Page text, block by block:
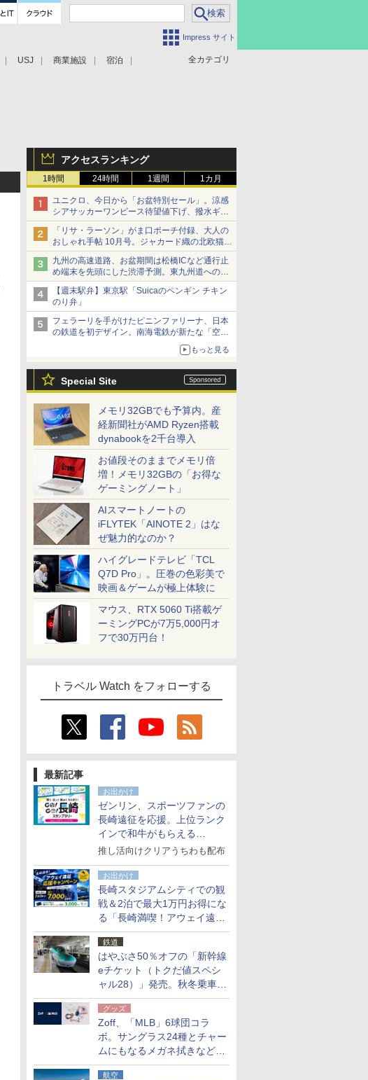
Impress サイト
全カテゴリ
USJ 商業施設 宿泊
アクセスランキング
1時間 24時間 1週間 1カ月
ユニクロ、今日から「お盆特別セール」。涼感
シアサッカーワンピース待望値下げ、撥水ギア
ショーツは1990円に
「リサ・ラーソン」がま口ポーチ付録、大人の
おしゃれ手帖 10月号。ジャカード織の北欧猫デ
ザイン
九州の高速道路、お盆期間は松橋ICなど通行止
め端末を先頭にした渋滞予測。東九州道への迂
回は料金調整を実施
【週末駅弁】東京駅「Suicaのペンギン チキン
のり弁」
フェラーリを手がけたピニンファリーナ、日本
の鉄道を初デザイン。南海電鉄が新たな「空港
もっと見る
Special Site
メモリ32GBでも予算内。産
経新聞社がAMD Ryzen搭載
dynabookを2千台導入
お値段そのままでメモリ倍
増！メモリ32GBの「お得な
ゲーミングノート」
AIスマートノートの
iFLYTEK「AINOTE 2」はな
ぜ魅力的なのか？
ハイグレードテレビ「TCL
Q7D Pro」。圧巻の色彩美で
映画＆ゲームが極上体験に
マウス、RTX 5060 Ti搭載ゲ
ーミングPCが7万5,000円オ
フで30万円台！
トラベル Watch をフォローする
最新記事
お出かけ
ゼンリン、スポーツファンの
長崎遠征を応援。上位ランク
インで和牛がもらえる
「GO！GO！長崎スタンプラ
推し活向けクリアうちわも配布
お出かけ
長崎スタジアムシティでの観
戦＆2泊で最大1万円お得にな
る「長崎満喫！アウェイ遠征
応援キャンペーン」
鉄道
はやぶさ50％オフの「新幹線
eチケット（トクだ値スペシ
ャル28）」発売。秋冬乗車
分、えきねっと限定
グッズ
Zoff、「MLB」6球団コラ
ボ。サングラス24種とチャー
ムにもなるメガネ拭きなど雑
貨24種
航空